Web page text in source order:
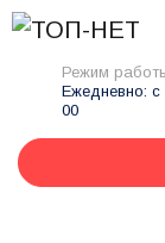
Режим
Ежедневно: с
00